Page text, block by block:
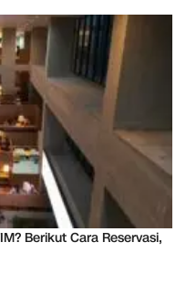
Berikut Cara Reservasi,